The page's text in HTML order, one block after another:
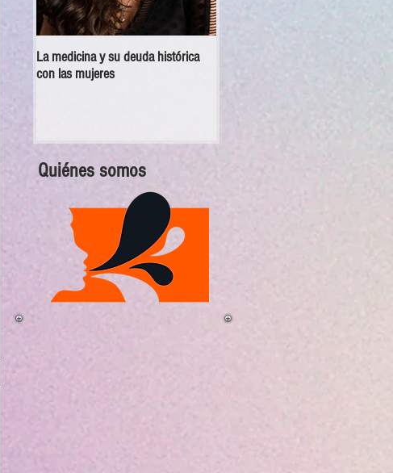
La medicina y su deuda histórica
con las mujeres
Quiénes somos